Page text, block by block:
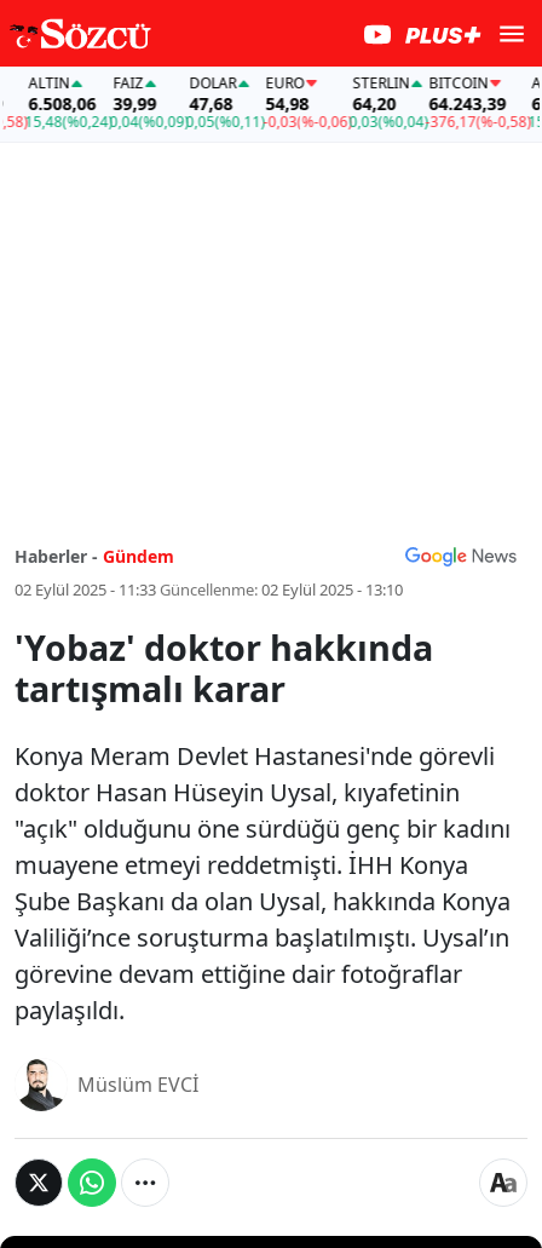
(%0,24)
FAİZ
39,99
0,04(%0,09)
DOLAR
47,68
0,05(%0,11)
EURO
54,98
-0,03(%-0,06)
STERLIN
64,20
0,03(%0,04)
BITCOIN
64.243,39
-376,17(%-0,58)
ALTIN
15,48
Haberler - Gündem
02 Eylül 2025 - 11:33Güncellenme:02 Eylül 2025 - 13:10
'Yobaz' doktor hakkında
tartışmalı karar
Konya Meram Devlet Hastanesi'nde görevli
doktor Hasan Hüseyin Uysal, kıyafetinin
"açık" olduğunu öne sürdüğü genç bir kadını
muayene etmeyi reddetmişti. İHH Konya
Şube Başkanı da olan Uysal, hakkında Konya
Valiliği’nce soruşturma başlatılmıştı. Uysal’ın
görevine devam ettiğine dair fotoğraflar
paylaşıldı.
Müslüm EVCİ